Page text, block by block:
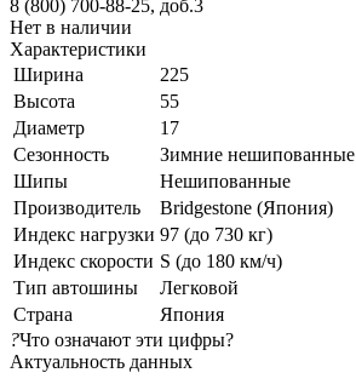
8 (800) 700-88-25, доб.3
Нет в наличии
Характеристики
Ширина
225
Высота
55
Диаметр
17
Сезонность
Зимние нешипованные
Шипы
Нешипованные
Производитель
Bridgestone (Япония)
Индекс нагрузки 97 (до 730 кг)
Индекс скорости S (до 180 км/ч)
Тип автошины
Легковой
Страна
Япония
?Что означают эти цифры?
Актуальность данных